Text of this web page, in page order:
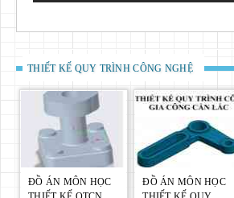
THIẾT KẾ QUY TRÌNH CÔNG NGHỆ
ĐỒ ÁN MÔN HỌC
ĐỒ ÁN MÔN HỌC